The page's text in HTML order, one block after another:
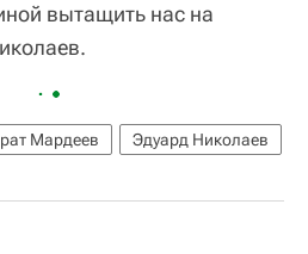
вытащить нас на
Мардеев
Эдуард Николаев